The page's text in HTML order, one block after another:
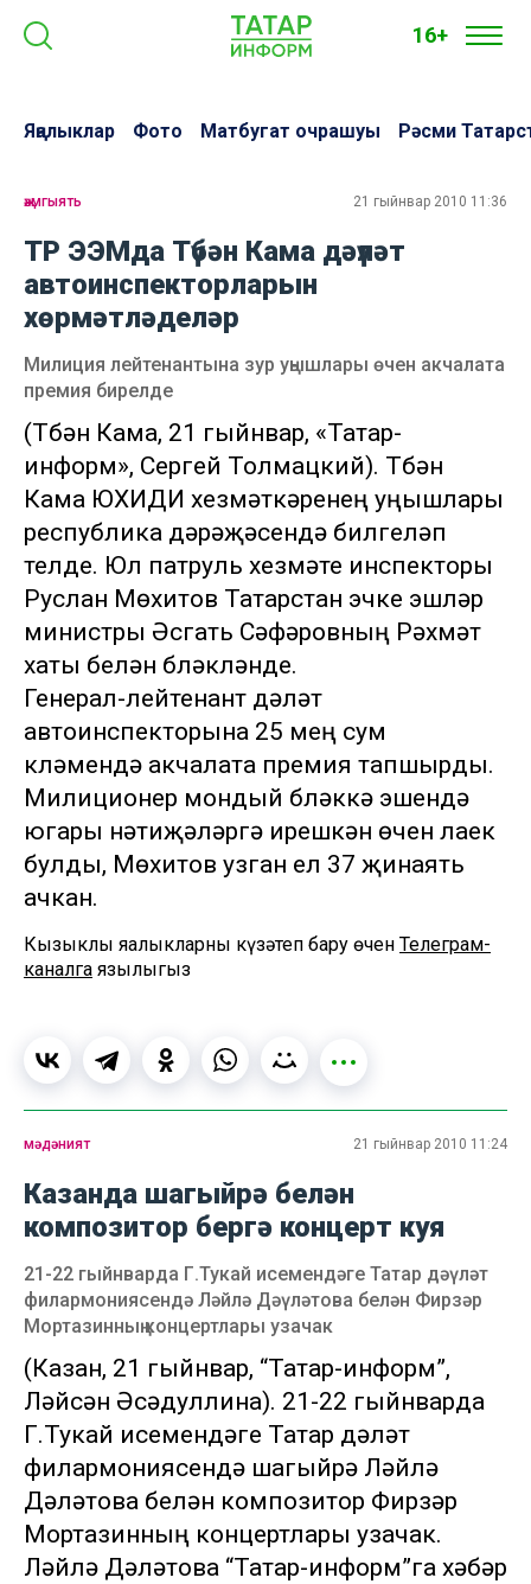
16+
Яңалыклар Фото Матбугат очрашуы Рәсми
җәмгыять 21 гыйнвар 2010 11:36
ТР ЭЭМда Түбән Кама дәүләт
автоинспекторларын
хөрмәтләделәр
Милиция лейтенантына зур уңышлары өчен акчалата
премия бирелде
(Түбән Кама, 21 гыйнвар, «Татар-
информ», Сергей Толмацкий). Түбән
Кама ЮХИДИ хезмәткәренең уңышлары
республика дәрәҗәсендә билгеләп
үтелде. Юл патруль хезмәте инспекторы
Руслан Мөхитов Татарстан эчке эшләр
министры Әсгать Сәфәровның Рәхмәт
хаты белән бүләкләнде.
Генерал-лейтенант дәүләт
автоинспекторына 25 мең сум
күләмендә акчалата премия тапшырды.
Милиционер мондый бүләккә эшендә
югары нәтиҗәләргә ирешкән өчен лаек
булды, Мөхитов узган ел 37 җинаять
ачкан.
Кызыклы яңалыкларны күзәтеп бару өчен Телеграм-
каналга язылыгыз
мәдәният 21 гыйнвар 2010 11:24
Казанда шагыйрә белән
композитор бергә концерт куя
21-22 гыйнварда Г.Тукай исемендәге Татар дәүләт
филармониясендә Ләйлә Дәүләтова белән Фирзәр
Мортазинның концертлары узачак
(Казан, 21 гыйнвар, “Татар-информ”,
Ләйсән Әсәдуллина). 21-22 гыйнварда
Г.Тукай исемендәге Татар дәүләт
филармониясендә шагыйрә Ләйлә
Дәүләтова белән композитор Фирзәр
Мортазинның концертлары узачак.
Ләйлә Дәүләтова “Татар-информ”га хәбәр